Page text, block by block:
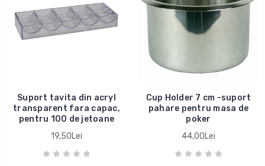
Suport tavita din acryl
transparent fara capac,
pentru 100 de jetoane
19,50Lei
Cup Holder 7 cm -suport
pahare pentru masa de
poker
44,00Lei